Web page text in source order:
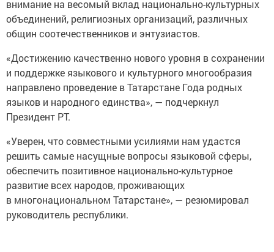
внимание на весомый вклад национально-культурных
объединений, религиозных организаций, различных
общин соотечественников и энтузиастов.
«Достижению качественно нового уровня в сохранении
и поддержке языкового и культурного многообразия
направлено проведение в Татарстане Года родных
языков и народного единства», — подчеркнул
Президент РТ.
«Уверен, что совместными усилиями нам удастся
решить самые насущные вопросы языковой сферы,
обеспечить позитивное национально-культурное
развитие всех народов, проживающих
в многонациональном Татарстане», — резюмировал
руководитель республики.